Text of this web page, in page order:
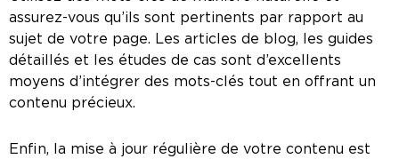
assurez-vous qu’ils sont pertinents par rapport au
sujet de votre page. Les articles de blog, les guides
détaillés et les études de cas sont d’excellents
moyens d’intégrer des mots-clés tout en offrant un
contenu précieux.
Enfin, la mise à jour régulière de votre contenu est